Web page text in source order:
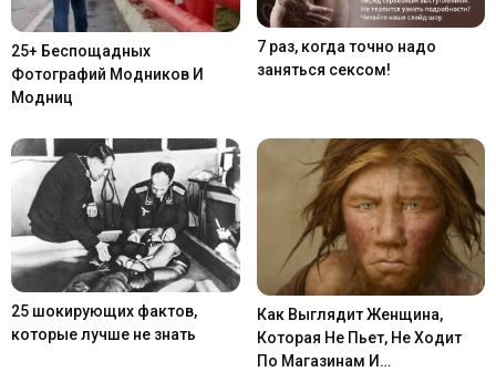
25+ Беспощадных
Фотографий Модников И
Модниц
7 раз, когда точно надо
заняться сексом!
25 шокирующих фактов,
которые лучше не знать
Как Выглядит Женщина,
Которая Не Пьет, Не Ходит
По Магазинам И…